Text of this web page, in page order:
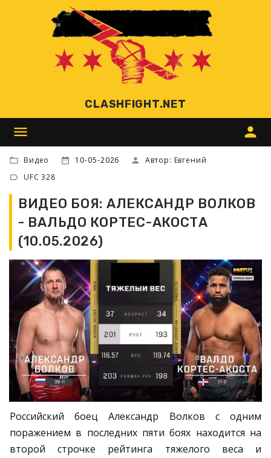
CLASHFIGHT.NET
menu person
Видео 10-05-2026 Автор: Евгений
UFC 328
ВИДЕО БОЯ: АЛЕКСАНДР ВОЛКОВ
- ВАЛЬДО КОРТЕС-АКОСТА
(10.05.2026)
Российский боец Александр Волков с одним
поражением в последних пяти боях находится на
второй строчке рейтинга тяжелого веса и